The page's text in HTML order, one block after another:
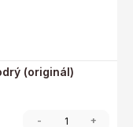
(originál)
- +